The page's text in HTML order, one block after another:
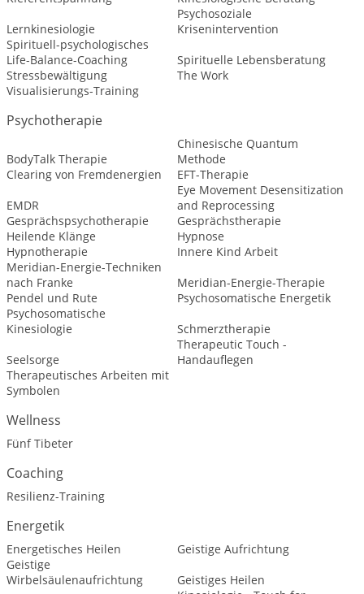
Lernkinesiologie
Psychosoziale
Krisenintervention
Spirituell-psychologisches
Life-Balance-Coaching
Spirituelle Lebensberatung
Stressbewältigung
The Work
Visualisierungs-Training
Psychotherapie
BodyTalk Therapie
Chinesische Quantum
Methode
Clearing von Fremdenergien
EFT-Therapie
EMDR
Eye Movement Desensitization
and Reprocessing
Gesprächspsychotherapie
Gesprächstherapie
Heilende Klänge
Hypnose
Hypnotherapie
Innere Kind Arbeit
Meridian-Energie-Techniken
nach Franke
Meridian-Energie-Therapie
Pendel und Rute
Psychosomatische Energetik
Psychosomatische
Kinesiologie
Schmerztherapie
Seelsorge
Therapeutic Touch -
Handauflegen
Therapeutisches Arbeiten mit
Symbolen
Wellness
Fünf Tibeter
Coaching
Resilienz-Training
Energetik
Energetisches Heilen
Geistige Aufrichtung
Geistige
Wirbelsäulenaufrichtung
Geistiges Heilen